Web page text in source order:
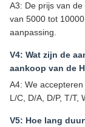
A3: De prijs van
van 5000 tot
aanpassing.
V4: Wat zijn de
aankoop van de
A4: We
L/C, D/A, D/P, T/T,
V5: Hoe lang